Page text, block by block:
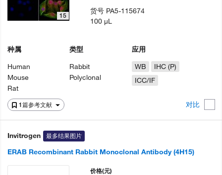
1篇参考文献 对比
15
种属
Human
Mouse
Rat
类型
Rabbit
Polyclonal
应用
WB
IHC (P)
ICC/IF
货号 PA5-115674
100 µL
Invitrogen 最多结果图片
ERAB Recombinant Rabbit Monoclonal Antibody (4H15)
价格(元)